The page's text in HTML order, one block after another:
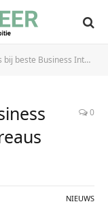
Intelligence Adviesbureaus van Nederland
0
NIEUWS